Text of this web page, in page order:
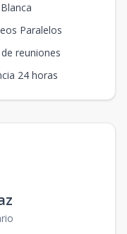
Paralelos
reuniones
24 horas